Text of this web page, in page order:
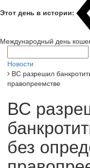
Этот день в истории:
ВС разрешил
правопреемстве
ВС
без